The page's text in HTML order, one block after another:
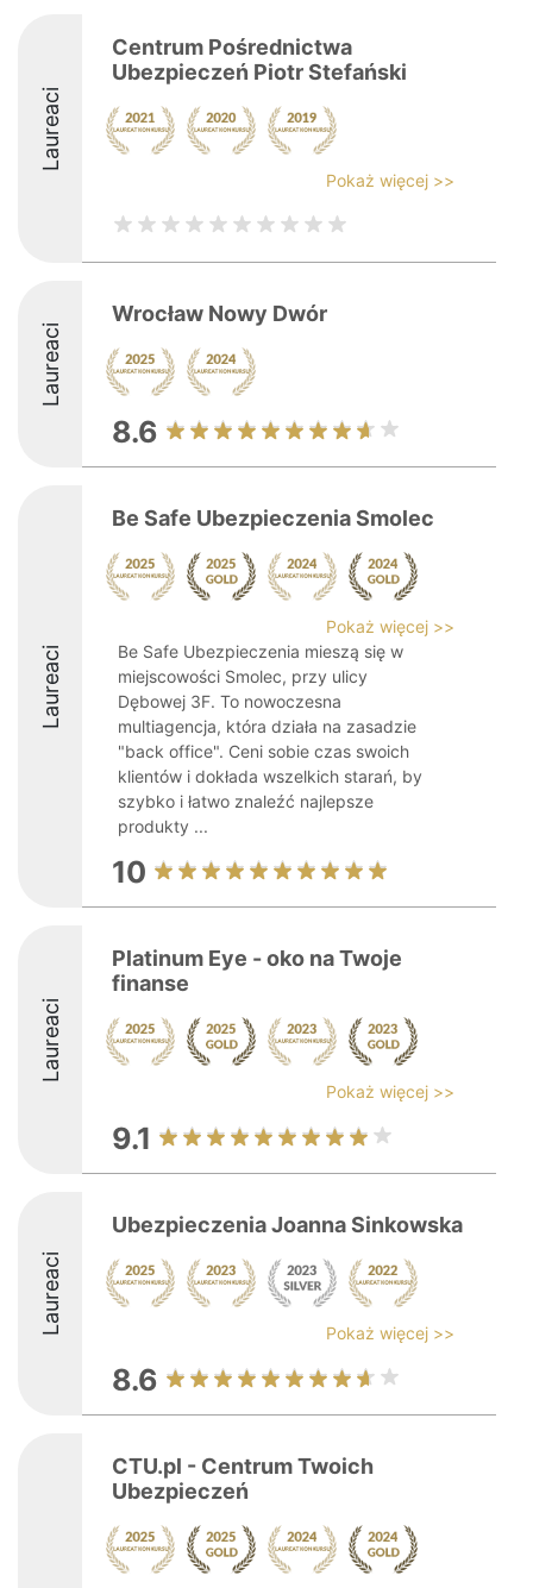
Laureaci
Centrum Pośrednictwa
Ubezpieczeń Piotr Stefański
Pokaż więcej >>
Laureaci
Wrocław Nowy Dwór
8.6
Laureaci
Be Safe Ubezpieczenia Smolec
Pokaż więcej >>
Be Safe Ubezpieczenia mieszą się w
miejscowości Smolec, przy ulicy
Dębowej 3F. To nowoczesna
multiagencja, która działa na zasadzie
"back office". Ceni sobie czas swoich
klientów i dokłada wszelkich starań, by
szybko i łatwo znaleźć najlepsze
produkty ...
10
Laureaci
Platinum Eye - oko na Twoje
finanse
Pokaż więcej >>
9.1
Laureaci
Ubezpieczenia Joanna Sinkowska
Pokaż więcej >>
8.6
CTU.pl - Centrum Twoich
Ubezpieczeń